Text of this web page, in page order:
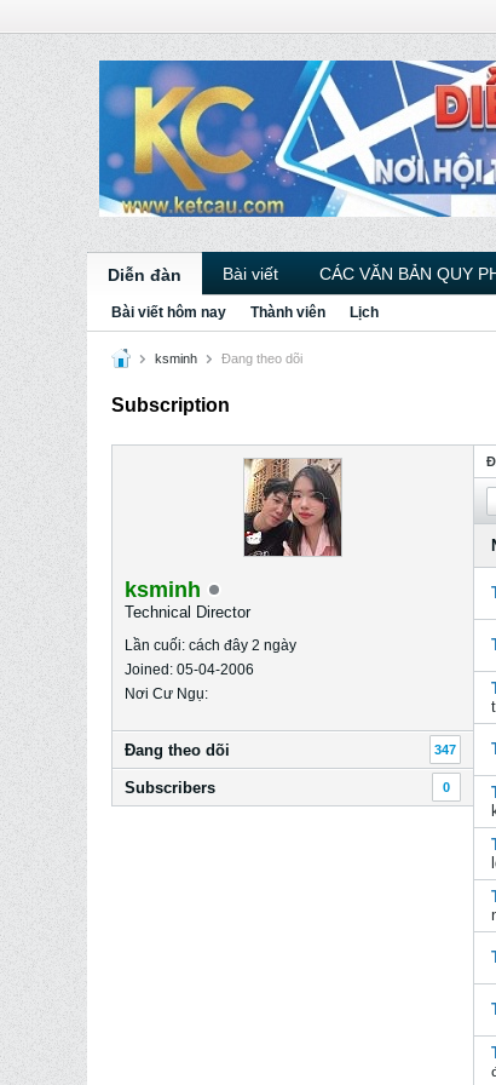
Diễn đàn Bài viết CÁC VĂN BẢN QUY
Bài viết hôm nay Thành viên Lịch
ksminh Ðang theo dõi
Subscription
ksminh
Technical Director
Lần cuối: cách đây 2 ngày
Joined: 05-04-2006
Nơi Cư Ngụ:
Ðang theo dõi 347
Subscribers 0